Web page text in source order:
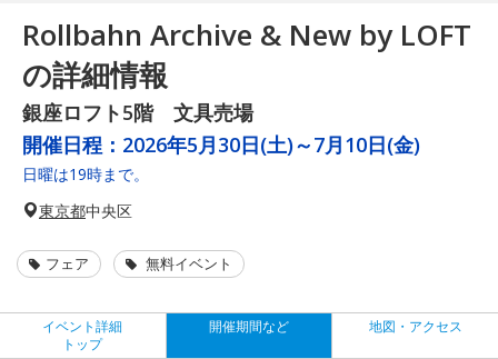
Rollbahn Archive & New by LOFT
の詳細情報
銀座ロフト5階 文具売場
開催日程： 2026年5月30日(土)～7月10日(金)
日曜は19時まで。
東京都中央区
フェア 無料イベント
イベント詳細
トップ
開催期間など 地図・アクセス